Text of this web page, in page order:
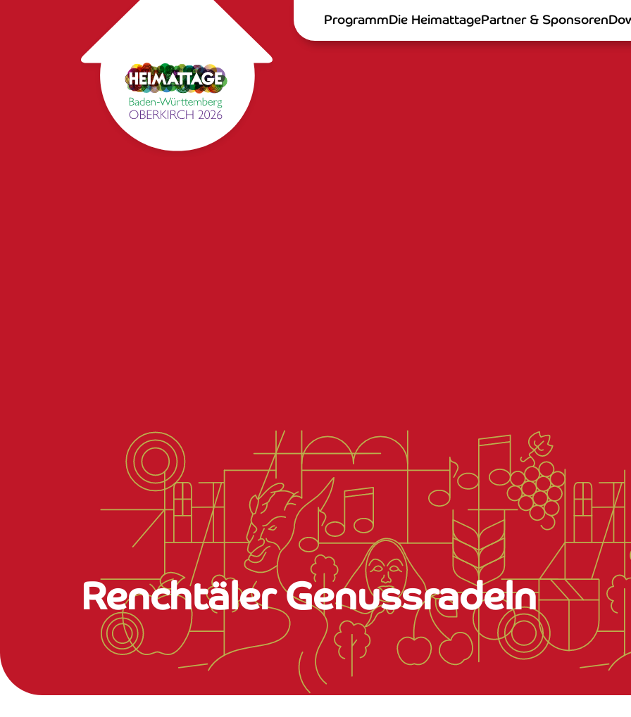
ProgrammDie HeimattagePartner & Sponsoren
Renchtäler Genussradeln